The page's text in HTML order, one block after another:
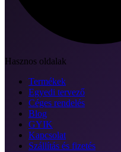
Hasznos oldalak
Termékek
Egyedi tervező
Céges rendelés
Blog
GYIK
Kapcsolat
Szállítás és fizetés